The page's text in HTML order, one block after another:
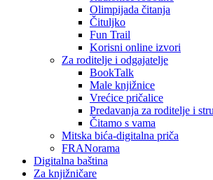
Olimpijada čitanja
Čituljko
Fun Trail
Korisni online izvori
Za roditelje i odgajatelje
BookTalk
Male knjižnice
Vrećice pričalice
Predavanja za roditelje i
Čitamo s vama
Mitska bića-digitalna priča
FRANorama
Digitalna baština
Za knjižničare